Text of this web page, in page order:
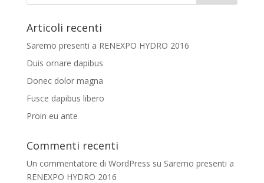
Articoli recenti
Saremo presenti a RENEXPO HYDRO 2016
Duis ornare dapibus
Donec dolor magna
Fusce dapibus libero
Proin eu ante
Commenti recenti
Un commentatore di WordPress su Saremo presenti a
RENEXPO HYDRO 2016